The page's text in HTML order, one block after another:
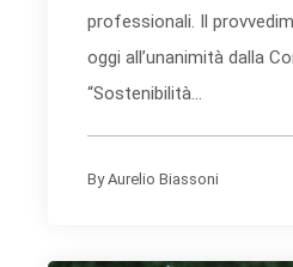
professionali. Il
oggi all’unanimità dalla
“Sostenibilità...
ByAurelio Biassoni